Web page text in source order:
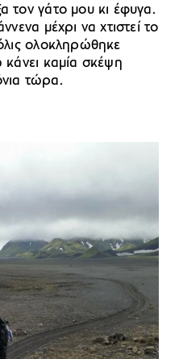
τον γάτο μου κι έφυγα.
μέχρι να χτιστεί το
ολοκληρώθηκε
καμία σκέψη
τώρα.